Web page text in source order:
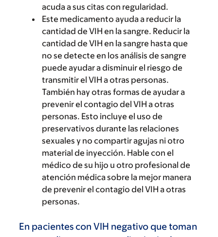
acuda a sus citas con regularidad.
Este medicamento ayuda a reducir la
cantidad de VIH en la sangre. Reducir la
cantidad de VIH en la sangre hasta que
no se detecte en los análisis de sangre
puede ayudar a disminuir el riesgo de
transmitir el VIH a otras personas.
También hay otras formas de ayudar a
prevenir el contagio del VIH a otras
personas. Esto incluye el uso de
preservativos durante las relaciones
sexuales y no compartir agujas ni otro
material de inyección. Hable con el
médico de su hijo u otro profesional de
atención médica sobre la mejor manera
de prevenir el contagio del VIH a otras
personas.
En pacientes con VIH negativo que toman